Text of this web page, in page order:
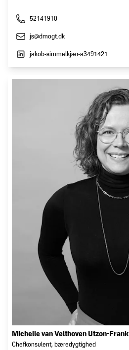
52141910
js@dmogt.dk
jakob-simmelkjær-a3491421
Michelle van Velthoven Utzon-Frank
Chefkonsulent, bæredygtighed